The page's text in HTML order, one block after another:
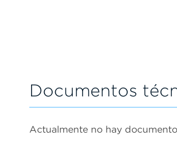
Documentos
Actualmente no hay